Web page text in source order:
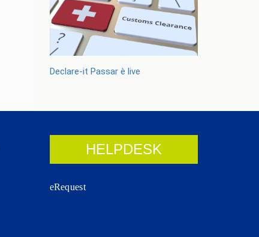
Declare-it Passar è live
HELPDESK
eRequest